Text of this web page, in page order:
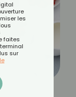
les
faites
sur